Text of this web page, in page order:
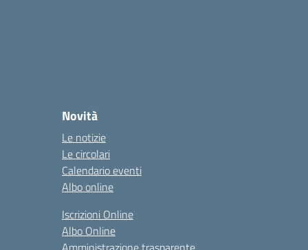
Novità
Le notizie
Le circolari
Calendario eventi
Albo online
Iscrizioni Online
Albo Online